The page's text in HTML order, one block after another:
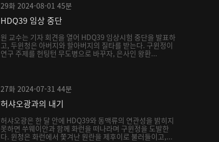
29화 2024-08-01 45분
HDQ39 임상 중단
원 교수는 기자 회견을 열어 HDQ39 임상시험 중단을 발표하
고, 두윈청은 아버지와 할아버지의 질타를 받는다. 구윈정이
연구 주제를 헌팅턴 무도병으로 바꾸자, 은사인 왕환...
27화 2024-07-31 44분
허샤오광과의 내기
허샤오광은 한 달 안에 HDQ39와 동맥류의 연관성을 밝히지
못하면 쑤웨이안과 함께 화런을 떠나라며 구윈정을 도발한
다. 윈청은 화런에서 쫓겨난 원란을 제후이로 불러들이고,...